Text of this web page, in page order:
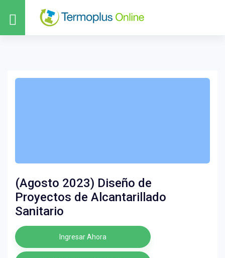
(Agosto 2023) Diseño de
Proyectos de Alcantarillado
Sanitario
Ingresar Ahora